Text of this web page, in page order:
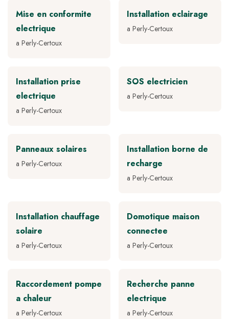
Mise en conformite
electrique
a Perly-Certoux
Installation eclairage
a Perly-Certoux
Installation prise
electrique
a Perly-Certoux
SOS electricien
a Perly-Certoux
Panneaux solaires
a Perly-Certoux
Installation borne de
recharge
a Perly-Certoux
Installation chauffage
solaire
a Perly-Certoux
Domotique maison
connectee
a Perly-Certoux
Raccordement pompe
a chaleur
a Perly-Certoux
Recherche panne
electrique
a Perly-Certoux